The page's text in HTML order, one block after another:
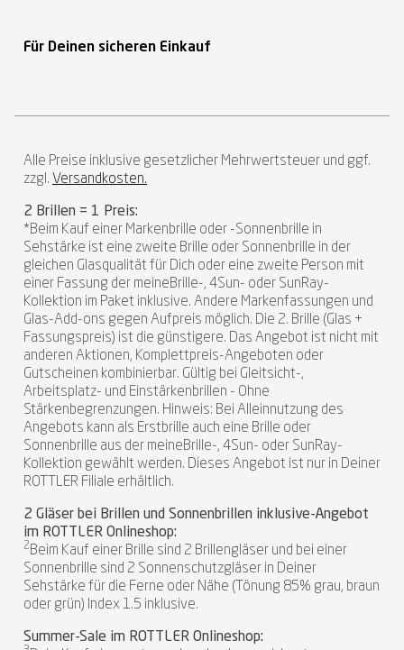
Für Deinen sicheren Einkauf
Alle Preise inklusive gesetzlicher Mehrwertsteuer und ggf.
zzgl. Versandkosten.
2 Brillen = 1 Preis:
*Beim Kauf einer Markenbrille oder -Sonnenbrille in
Sehstärke ist eine zweite Brille oder Sonnenbrille in der
gleichen Glasqualität für Dich oder eine zweite Person mit
einer Fassung der meineBrille-, 4Sun- oder SunRay-
Kollektion im Paket inklusive. Andere Markenfassungen und
Glas-Add-ons gegen Aufpreis möglich. Die 2. Brille (Glas +
Fassungspreis) ist die günstigere. Das Angebot ist nicht mit
anderen Aktionen, Komplettpreis-Angeboten oder
Gutscheinen kombinierbar. Gültig bei Gleitsicht-,
Arbeitsplatz- und Einstärkenbrillen - Ohne
Stärkenbegrenzungen. Hinweis: Bei Alleinnutzung des
Angebots kann als Erstbrille auch eine Brille oder
Sonnenbrille aus der meineBrille-, 4Sun- oder SunRay-
Kollektion gewählt werden. Dieses Angebot ist nur in Deiner
ROTTLER Filiale erhältlich.
2 Gläser bei Brillen und Sonnenbrillen inklusive-Angebot
im ROTTLER Onlineshop:
2 Beim Kauf einer Brille sind 2 Brillengläser und bei einer
Sonnenbrille sind 2 Sonnenschutzgläser in Deiner
Sehstärke für die Ferne oder Nähe (Tönung 85% grau, braun
oder grün) Index 1.5 inklusive.
Summer-Sale im ROTTLER Onlineshop: